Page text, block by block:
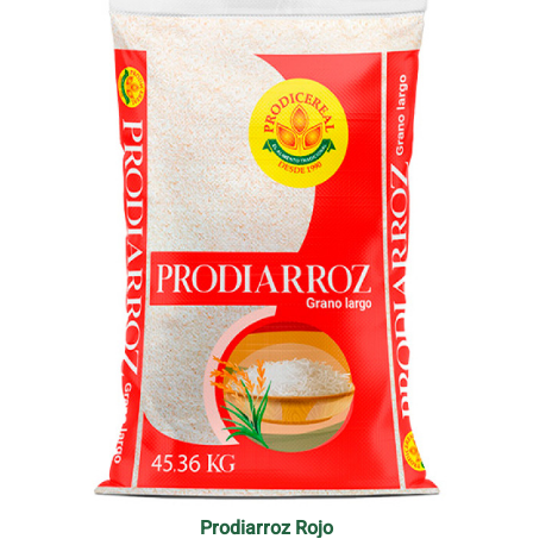
Prodiarroz Rojo